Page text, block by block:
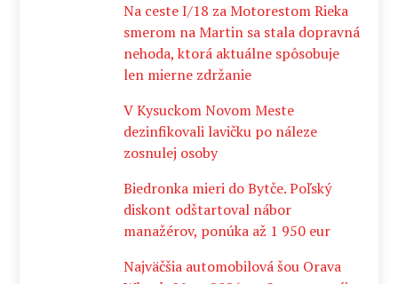
Na ceste I/18 za Motorestom Rieka
smerom na Martin sa stala dopravná
nehoda, ktorá aktuálne spôsobuje
len mierne zdržanie
V Kysuckom Novom Meste
dezinfikovali lavičku po náleze
zosnulej osoby
Biedronka mieri do Bytče. Poľský
diskont odštartoval nábor
manažérov, ponúka až 1 950 eur
Najväčšia automobilová šou Orava